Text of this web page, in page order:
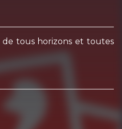
de tous horizons et toutes